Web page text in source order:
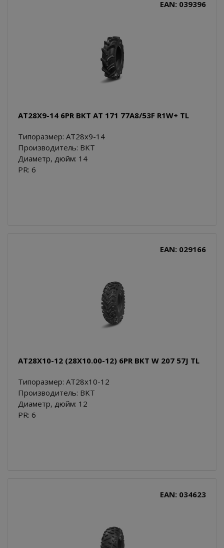
EAN: 039396
AT28X9-14 6PR BKT AT 171 77A8/53F R1W+ TL
Типоразмер: AT28x9-14
Производитель: BKT
Диаметр, дюйм: 14
PR: 6
EAN: 029166
AT28X10-12 (28X10.00-12) 6PR BKT W 207 57J TL
Типоразмер: AT28x10-12
Производитель: BKT
Диаметр, дюйм: 12
PR: 6
EAN: 034623